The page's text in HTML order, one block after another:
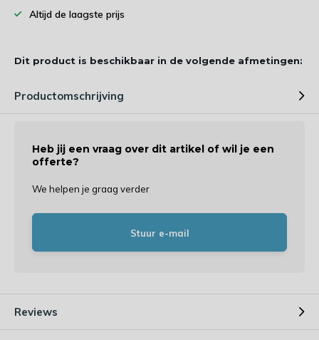
Altijd de laagste prijs
Dit product is beschikbaar in de volgende afmetingen:
Productomschrijving
Heb jij een vraag over dit artikel of wil je een
offerte?
We helpen je graag verder
Stuur e-mail
Reviews